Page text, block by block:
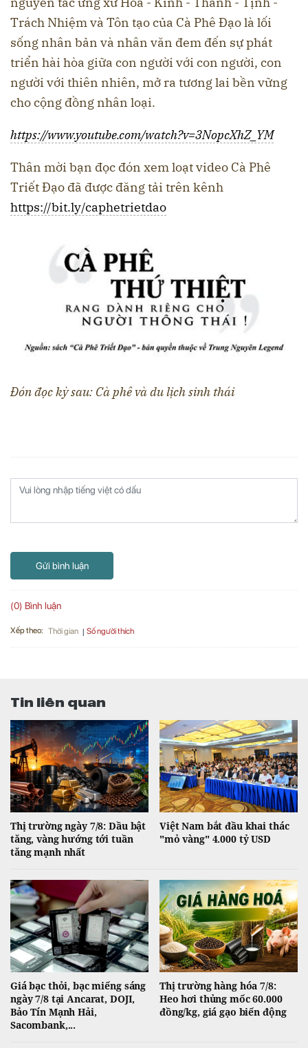
Trách Nhiệm và Tôn tạo của Cà Phê Đạo là lối
sống nhân bản và nhân văn đem đến sự phát
triển hài hòa giữa con người với con người, con
người với thiên nhiên, mở ra tương lai bền vững
cho cộng đồng nhân loại.
https://www.youtube.com/watch?v=3NopcXhZ_YM
Thân mời bạn đọc đón xem loạt video Cà Phê
Triết Đạo đã được đăng tải trên kênh
https://bit.ly/caphetrietdao
Đón đọc kỳ sau: Cà phêvà du lịch sinh thái
Gửi bình luận
(0) Bình luận
Xếp theo: Thời gian Số người thích
Tin liên quan
Thị trường ngày 7/8: Dầu bật
tăng, vàng hướng tới tuần
tăng mạnh nhất
Việt Nam bắt đầu khai thác
"mỏ vàng" 4.000 tỷ USD
Giá bạc thỏi, bạc miếng sáng
ngày 7/8 tại Ancarat, DOJI,
Bảo Tín Mạnh Hải,
Sacombank,...
Thị trường hàng hóa 7/8:
Heo hơi thủng mốc 60.000
đồng/kg, giá gạo biến động